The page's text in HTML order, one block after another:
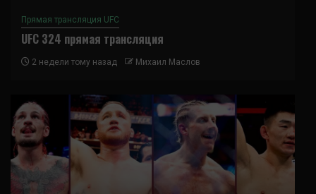
Прямая трансляция UFC
UFC 324 прямая трансляция
2 недели тому назад Михаил Маслов